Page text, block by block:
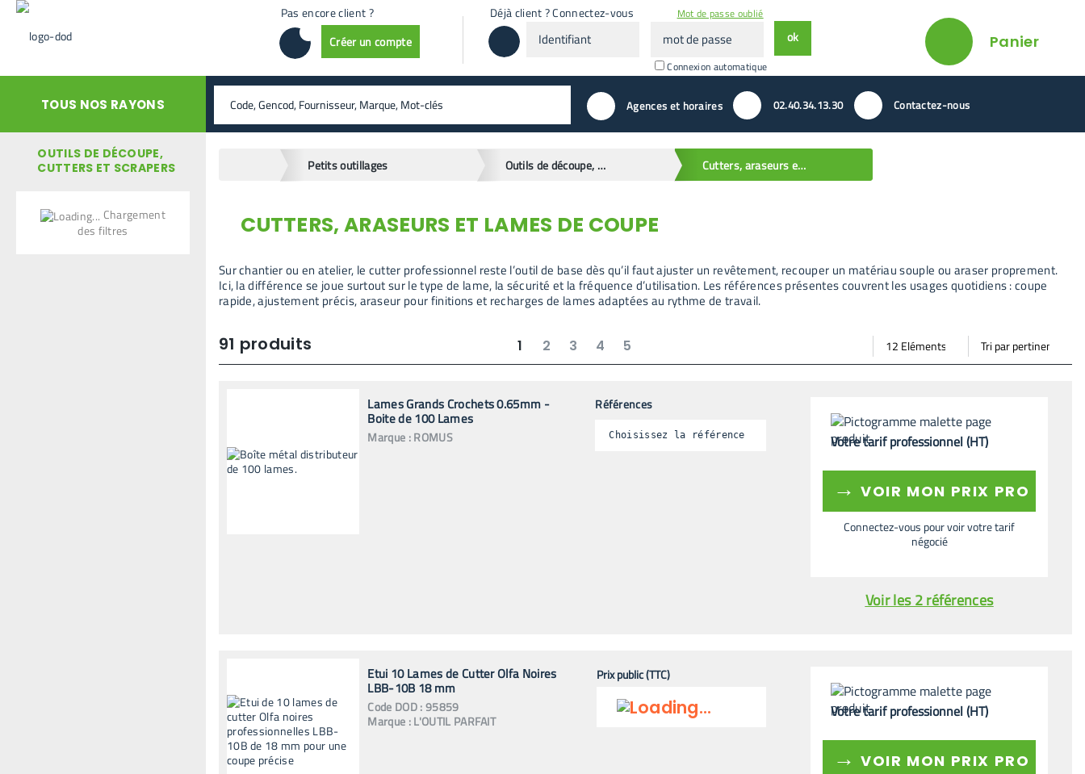
Pas encore client ?
Créer un compte
Déjà client ? Connectez-vous
passeConnexion automatique
Mot de passe oublié
ok Panier
TOUS NOS RAYONS rechercher valider Agences et horaires 02.40.34.13.30 Contactez-nous
OUTILS DE DÉCOUPE,
CUTTERS ET SCRAPERS
Chargement
des filtres
Petits outillages Outils de découpe, cutters et scrapers Cutters, araseurs et lames
retour en arrière
CUTTERS, ARASEURS ET LAMES DE COUPE
Sur chantier ou en atelier, le cutter professionnel reste l’outil de base dès qu’il faut ajuster un revêtement, recouper un matériau souple ou araser proprement.
Ici, la différence se joue surtout sur le type de lame, la sécurité et la fréquence d’utilisation. Les références présentes couvrent les usages quotidiens : coupe
rapide, ajustement précis, araseur pour finitions et recharges de lames adaptées au rythme de travail.
91 produits 1 2 3 4 5 Mode vignette
Mode bande
Par
page
Trier
par
Lames Grands Crochets 0.65mm -
Boite de 100 Lames
Marque :ROMUS
Références
Choisissez la référence Votre tarif professionnel (HT)
→ VOIR MON PRIX PRO
Connectez-vous pour voir votre tarif
négocié
Voir les 2 références
Etui 10 Lames de Cutter Olfa Noires
LBB-10B 18 mm
Code DOD:95859
Marque :L'OUTIL PARFAIT
Prix public (TTC)
Votre tarif professionnel (HT)
→ VOIR MON PRIX PRO